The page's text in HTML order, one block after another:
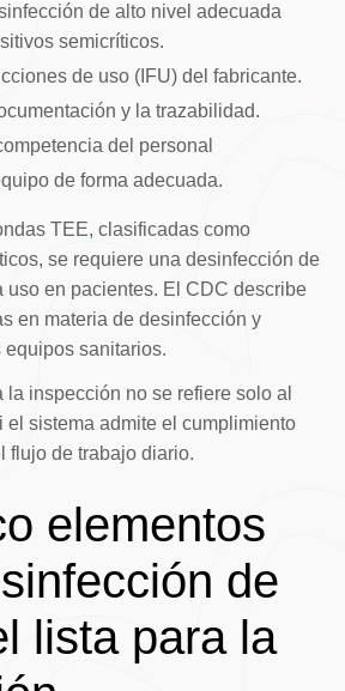
de alto nivel adecuada
semicríticos.
de uso (IFU) del fabricante.
y la trazabilidad.
del personal
de forma adecuada.
TEE, clasificadas como
se requiere una desinfección de
uso en pacientes. El CDC describe
en materia de desinfección y
sanitarios.
la inspección no se refiere solo al
el sistema admite el cumplimiento
flujo de trabajo diario.
elementos
de
lista para la